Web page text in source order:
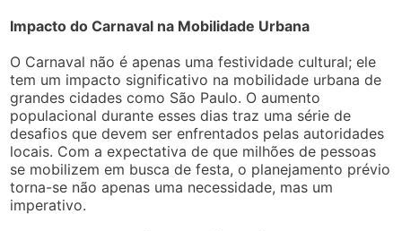
Impacto do Carnaval na Mobilidade Urbana
O Carnaval não é apenas uma festividade cultural; ele
tem um impacto significativo na mobilidade urbana de
grandes cidades como São Paulo. O aumento
populacional durante esses dias traz uma série de
desafios que devem ser enfrentados pelas autoridades
locais. Com a expectativa de que milhões de pessoas
se mobilizem em busca de festa, o planejamento prévio
torna-se não apenas uma necessidade, mas um
imperativo.